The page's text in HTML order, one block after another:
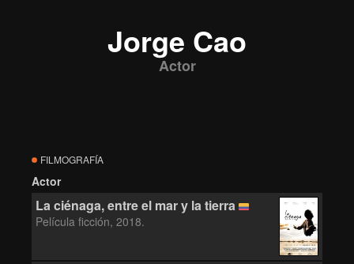
Jorge Cao
Actor
FILMOGRAFÍA
Actor
La ciénaga, entre el mar y la tierra
Película ficción, 2018.